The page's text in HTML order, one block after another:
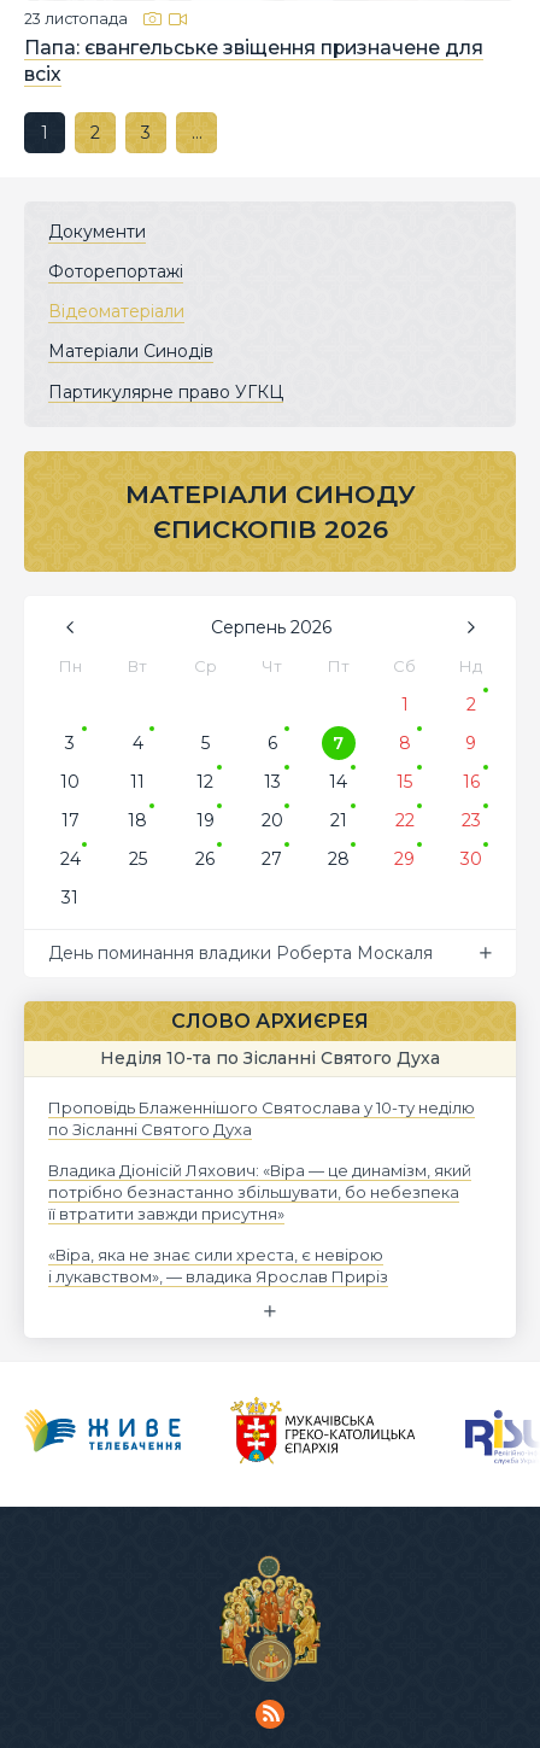
Папа: євангельське звіщення призначене для
всіх
23 листопада
1 2 3 …
Документи
Фоторепортажі
Відеоматеріали
Матеріали Синодів
Партикулярне право УГКЦ
МАТЕРІАЛИ СИНОДУ
ЄПИСКОПІВ 2026
Серпень 2026
Пн Вт Ср Чт Пт Сб Нд
1
2
3
4 5 6 7 8
9
10
11 12 13 14 15
16
17
18 19 20 21 22
23
24
25 26 27 28 29
30
31
День поминання владики Роберта Москаля
СЛОВО АРХИЄРЕЯ
Неділя 10-та по Зісланні Святого Духа
Проповідь Блаженнішого Святослава у 10-ту неділю
по Зісланні Святого Духа
Владика Діонісій Ляхович: «Віра — це динамізм, який
потрібно безнастанно збільшувати, бо небезпека
її втратити завжди присутня»
«Віра, яка не знає сили хреста, є невірою
і лукавством», — владика Ярослав Приріз